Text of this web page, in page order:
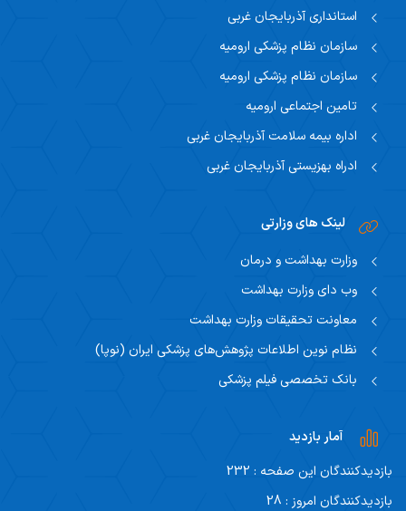
استانداری آذربایجان غربی
سازمان نظام پزشکی ارومیه
سازمان نظام پزشکی ارومیه
تامین اجتماعی ارومیه
اداره بیمه سلامت آذربایجان غربی
ادراه بهزیستی آذربایجان غربی
لینک های وزارتی
وزارت بهداشت و درمان
وب دای وزارت بهداشت
معاونت تحقیقات وزارت بهداشت
نظام نوین اطلاعات پژوهش‌های پزشکی ایران (نوپا)
بانک تخصصی فیلم پزشکی
آمار بازدید
بازدیدکنندگان این صفحه : 232
بازدیدکنندگان امروز : 28